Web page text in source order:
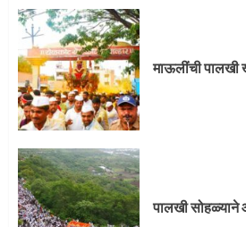
माऊलींची पालखी
पालखी सोहळ्याने
4
5